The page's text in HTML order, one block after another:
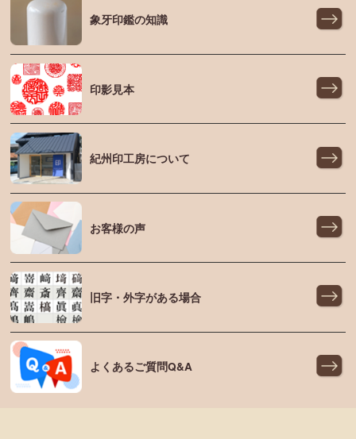
象牙印鑑の知識
印影見本
紀州印工房について
お客様の声
旧字・外字がある場合
よくあるご質問Q&A